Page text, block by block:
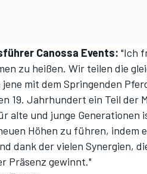
Canossa Events: "Ich
zu heißen. Wir teilen die
mit dem Springenden
19. Jahrhundert ein Teil der
alte und junge Generationen
Höhen zu führen, indem
dank der vielen Synergien,
Präsenz gewinnt."